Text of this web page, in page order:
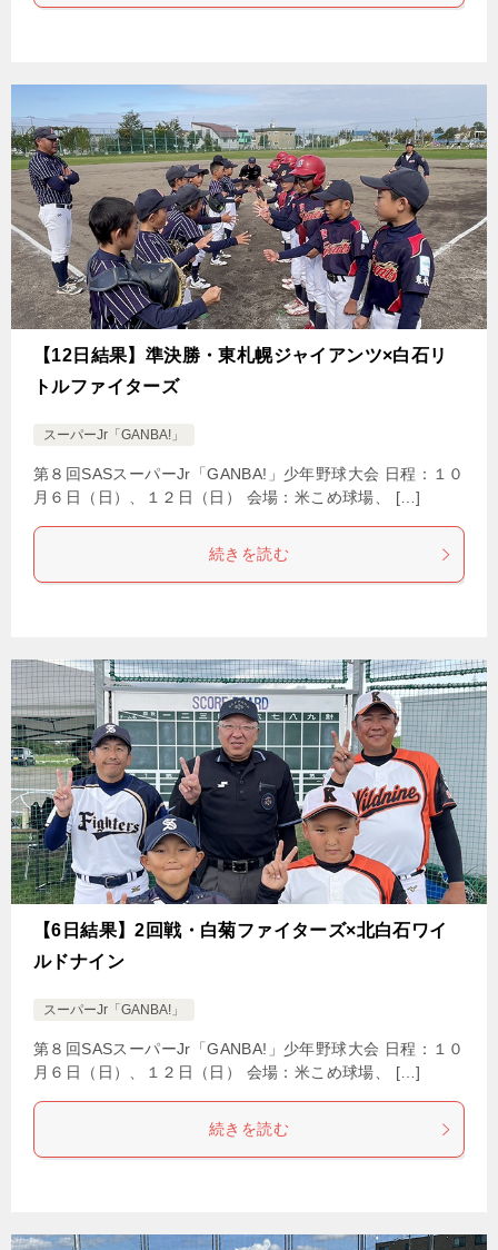
【12日結果】準決勝・東札幌ジャイアンツ×白石リ
トルファイターズ
スーパーJr「GANBA!」
第８回SASスーパーJr「GANBA!」少年野球大会 日程：１０
月６日（日）、１２日（日） 会場：米こめ球場、 […]
続きを読む
【6日結果】2回戦・白菊ファイターズ×北白石ワイ
ルドナイン
スーパーJr「GANBA!」
第８回SASスーパーJr「GANBA!」少年野球大会 日程：１０
月６日（日）、１２日（日） 会場：米こめ球場、 […]
続きを読む